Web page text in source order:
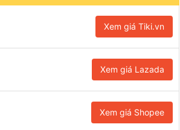
Xem giá Tiki.vn
Xem giá Lazada
Xem giá Shopee